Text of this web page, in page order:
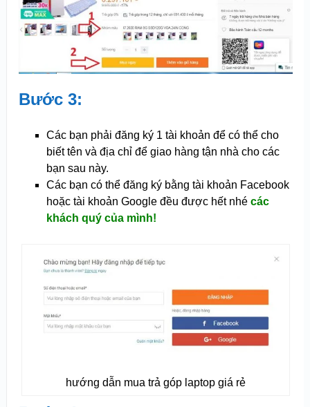
Bước 3:
Các bạn phải đăng ký 1 tài khoản để có thể cho
biết tên và địa chỉ để giao hàng tận nhà cho các
bạn sau này.
Các bạn có thể đăng ký bằng tài khoản Facebook
hoặc tài khoản Google đều được hết nhé các
khách quý của mình!
hướng dẫn mua trả góp laptop giá rẻ